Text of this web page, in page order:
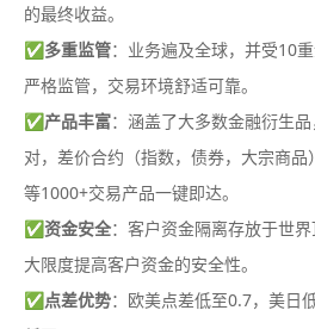
的最终收益。
✅多重监管：业务遍及全球，并受10
严格监管，交易环境舒适可靠。
✅产品丰富：涵盖了大多数金融衍生
对，差价合约（指数，债券，大宗商品
等1000+交易产品一键即达。
✅资金安全：客户资金隔离存放于世
大限度提高客户资金的安全性。
✅点差优势：欧美点差低至0.7，美日